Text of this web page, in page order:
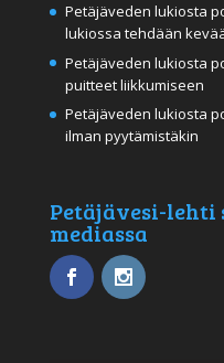
Petäjäveden lukiosta
lukiossa tehdään
Petäjäveden lukiosta
puitteet liikkumiseen
Petäjäveden lukiosta
ilman pyytämistäkin
Petäjävesi-lehti
mediassa